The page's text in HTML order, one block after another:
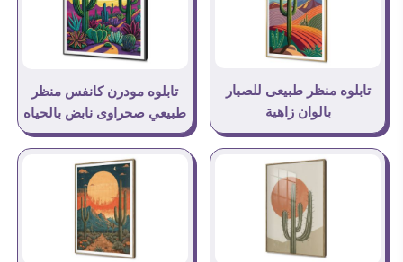
تابلوه منظر طبيعى للصبار
بالوان زاهية
تابلوه مودرن كانفس منظر
طبيعي صحراوى نابض بالحياه